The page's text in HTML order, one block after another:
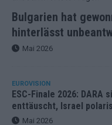
Bulgarien hat
hinterlässt
Mai 2026
EUROVISION
ESC-Finale 2026: DARA
enttäuscht, Israel
Mai 2026